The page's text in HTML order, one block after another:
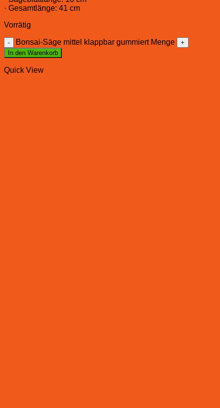
· Gesamtlänge: 41 cm
Vorrätig
Bonsai-Säge mittel klappbar gummiert Menge
In den Warenkorb
Quick View